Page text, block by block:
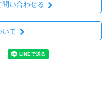
問い合わせる
いて